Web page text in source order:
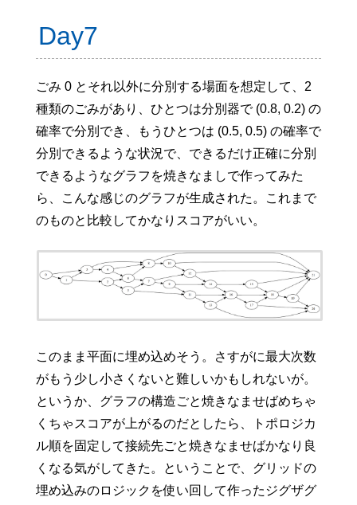
Day7
ごみ 0 とそれ以外に分別する場面を想定して、2
種類のごみがあり、ひとつは分別器で (0.8, 0.2) の
確率で分別でき、もうひとつは (0.5, 0.5) の確率で
分別できるような状況で、できるだけ正確に分別
できるようなグラフを焼きなましで作ってみた
ら、こんな感じのグラフが生成された。これまで
のものと比較してかなりスコアがいい。
このまま平面に埋め込めそう。さすがに最大次数
がもう少し小さくないと難しいかもしれないが。
というか、グラフの構造ごと焼きなませばめちゃ
くちゃスコアが上がるのだとしたら、トポロジカ
ル順を固定して接続先ごと焼きなませばかなり良
くなる気がしてきた。ということで、グリッドの
埋め込みのロジックを使い回して作ったジグザグ